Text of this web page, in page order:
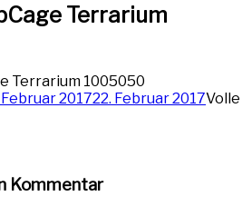
Terrarium
Februar 201722. Februar 2017Volle
Kommentar